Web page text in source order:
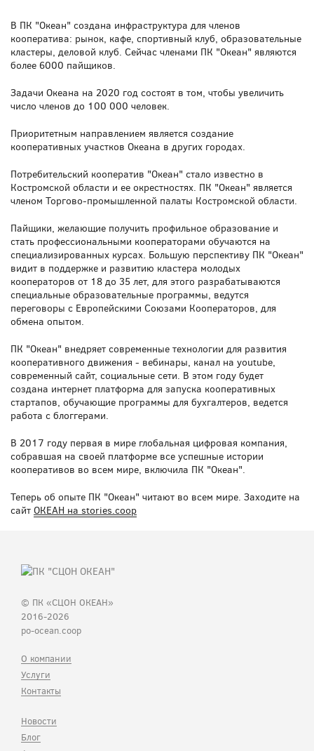
В ПК "Океан" создана инфраструктура для членов
кооператива: рынок, кафе, спортивный клуб, образовательные
кластеры, деловой клуб. Сейчас членами ПК "Океан" являются
более 6000 пайщиков.
Задачи Океана на 2020 год состоят в том, чтобы увеличить
число членов до 100 000 человек.
Приоритетным направлением является создание
кооперативных участков Океана в других городах.
Потребительский кооператив "Oкеан" стало известно в
Костромской области и ее окрестностях. ПК "Океан" является
членом Торгово-промышленной палаты Костромской области.
Пайщики, желающие получить профильное образование и
стать профессиональными кооператорами обучаются на
специализированных курсах. Большую перспективу ПК "Океан"
видит в поддержке и развитию кластера молодых
кооператоров от 18 до 35 лет, для этого разрабатываются
специальные образовательные программы, ведутся
переговоры с Европейскими Союзами Кооператоров, для
обмена опытом.
ПК "Океан" внедряет современные технологии для развития
кооперативного движения - вебинары, канал на youtube,
современный сайт, социальные сети. В этом году будет
создана интернет платформа для запуска кооперативных
стартапов, обучающие программы для бухгалтеров, ведется
работа с блоггерами.
В 2017 году первая в мире глобальная цифровая компания,
собравшая на своей платформе все успешные истории
кооперативов во всем мире, включила ПК "Океан".
Теперь об опыте ПК "Океан" читают во всем мире. Заходите на
сайт ОКЕАН на stories.coop
© ПК «СЦОН ОКЕАН»
2016-2026
po-ocean.coop
О компании
Услуги
Контакты
Новости
Блог